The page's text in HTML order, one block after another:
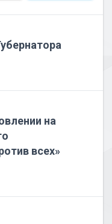
на
всех»